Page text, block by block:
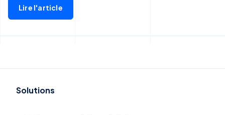
Lire l'article
Solutions